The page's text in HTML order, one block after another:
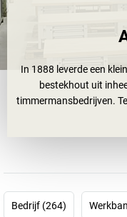
In 1888 leverde een
bestekhout uit
timmermansbedrijven.
een grote
wordt het milieu daarbij
dat de houten
Bedrijf (264)